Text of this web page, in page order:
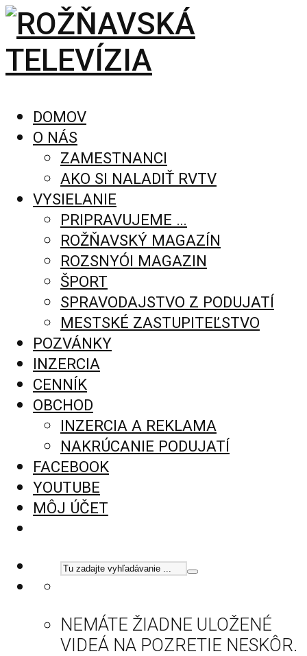
DOMOV
O NÁS
ZAMESTNANCI
AKO SI NALADIŤ RVTV
VYSIELANIE
PRIPRAVUJEME …
ROŽŇAVSKÝ MAGAZÍN
ROZSNYÓI MAGAZIN
ŠPORT
SPRAVODAJSTVO Z PODUJATÍ
MESTSKÉ ZASTUPITEĽSTVO
POZVÁNKY
INZERCIA
CENNÍK
OBCHOD
INZERCIA A REKLAMA
NAKRÚCANIE PODUJATÍ
FACEBOOK
YOUTUBE
MÔJ ÚČET
NEMÁTE ŽIADNE ULOŽENÉ
VIDEÁ NA POZRETIE NESKÔR.